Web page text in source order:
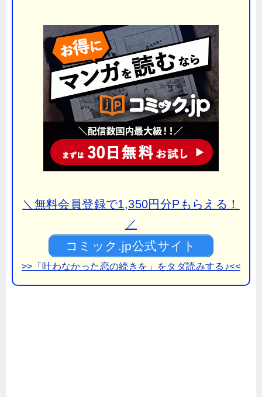
＼無料会員登録で1,350円分Pもらえる！
／
コミック.jp公式サイト
>>「叶わなかった恋の続きを」をタダ読みする♪<<